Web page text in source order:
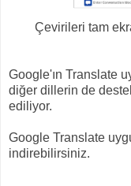
Çevirileri tam
Google'ın Translate
diğer dillerin de
ediliyor.
Google Translate
indirebilirsiniz.